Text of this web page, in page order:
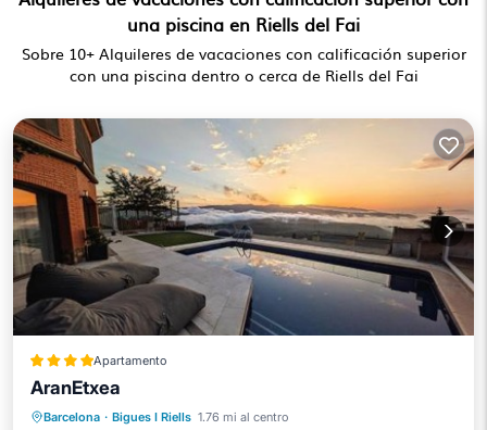
una piscina en Riells del Fai
Sobre 10+ Alquileres de vacaciones con calificación superior
con una piscina dentro o cerca de Riells del Fai
Apartamento
AranEtxea
Barcelona · Bigues I Riells 1.76 mi al centro
Frente al mar
Desayuno